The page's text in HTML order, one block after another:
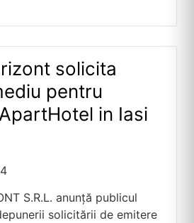
solicita
pentru
in Iasi
S.R.L. anunță publicul
solicitării de emitere